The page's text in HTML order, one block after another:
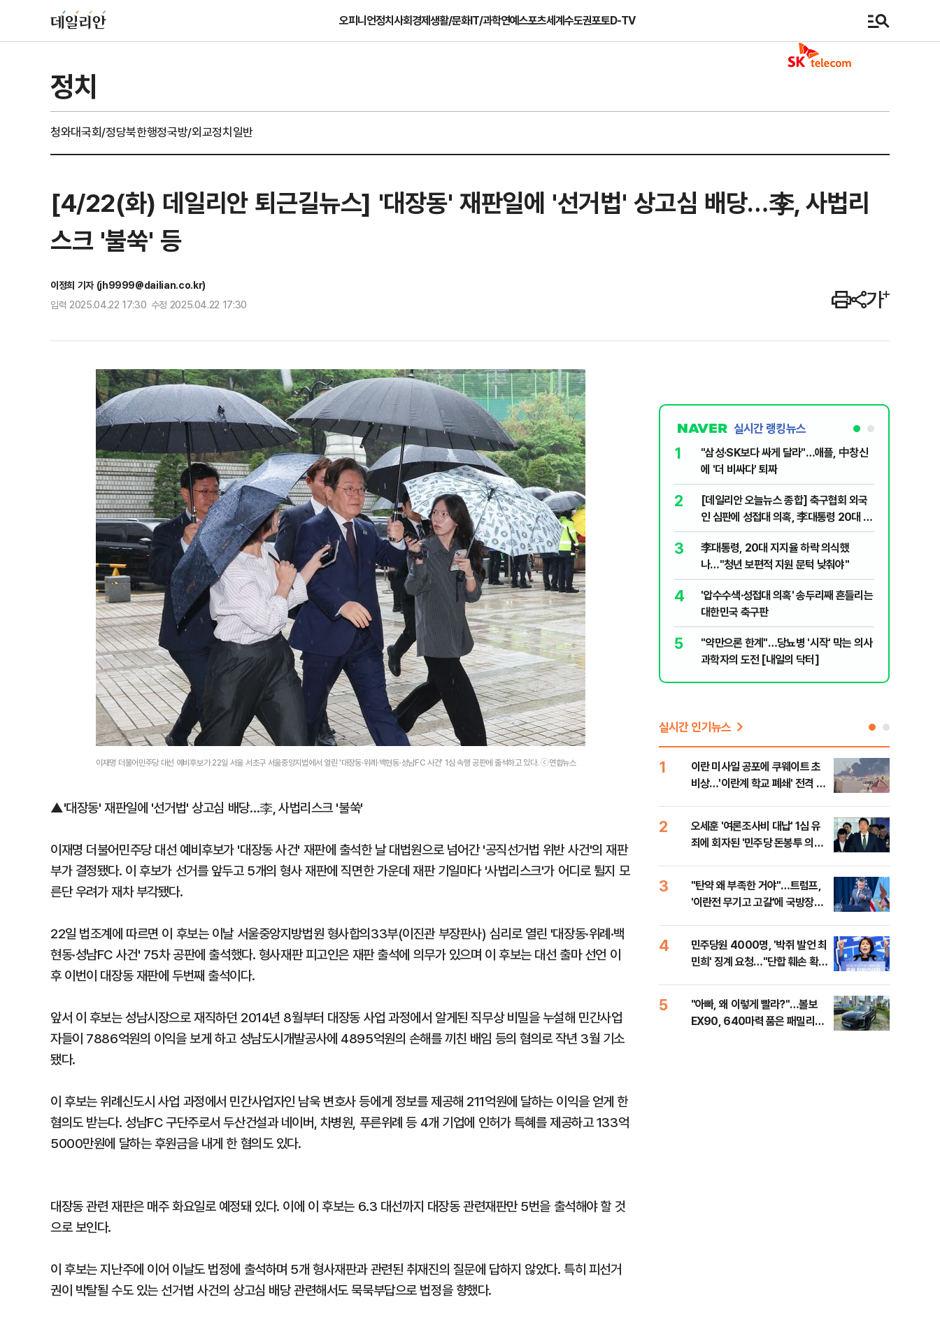
오피니언정치사회경제생활/문화IT/과학연예스포츠세계수도권포토D-TV
정치
청와대국회/정당북한행정국방/외교정치일반
[4/22(화) 데일리안 퇴근길뉴스] '대장동' 재판일에 '선거법' 상고심 배당…李, 사법리
스크 '불쑥' 등
이정희 기자 (jh9999@dailian.co.kr)
입력 2025.04.22 17:30 수정 2025.04.22 17:30
이재명 더불어민주당 대선 예비후보가 22일 서울 서초구 서울중앙지법에서 열린 '대장동·위례·백현동·성남FC 사건' 1심 속행 공판에 출석하고 있다. ⓒ연합뉴스
▲'대장동' 재판일에 '선거법' 상고심 배당…李, 사법리스크 '불쑥'
이재명 더불어민주당 대선 예비후보가 '대장동 사건' 재판에 출석한 날 대법원으로 넘어간 '공직선거법 위반 사건'의 재판
부가 결정됐다. 이 후보가 선거를 앞두고 5개의 형사 재판에 직면한 가운데 재판 기일마다 '사법리스크'가 어디로 튈지 모
른단 우려가 재차 부각됐다.
22일 법조계에 따르면 이 후보는 이날 서울중앙지방법원 형사합의33부(이진관 부장판사) 심리로 열린 '대장동·위례·백
현동·성남FC 사건' 75차 공판에 출석했다. 형사재판 피고인은 재판 출석에 의무가 있으며 이 후보는 대선 출마 선언 이
후 이번이 대장동 재판에 두번째 출석이다.
앞서 이 후보는 성남시장으로 재직하던 2014년 8월부터 대장동 사업 과정에서 알게된 직무상 비밀을 누설해 민간사업
자들이 7886억원의 이익을 보게 하고 성남도시개발공사에 4895억원의 손해를 끼친 배임 등의 혐의로 작년 3월 기소
됐다.
이 후보는 위례신도시 사업 과정에서 민간사업자인 남욱 변호사 등에게 정보를 제공해 211억원에 달하는 이익을 얻게 한
혐의도 받는다. 성남FC 구단주로서 두산건설과 네이버, 차병원, 푸른위례 등 4개 기업에 인허가 특혜를 제공하고 133억
5000만원에 달하는 후원금을 내게 한 혐의도 있다.
대장동 관련 재판은 매주 화요일로 예정돼 있다. 이에 이 후보는 6.3 대선까지 대장동 관련재판만 5번을 출석해야 할 것
으로 보인다.
이 후보는 지난주에 이어 이날도 법정에 출석하며 5개 형사재판과 관련된 취재진의 질문에 답하지 않았다. 특히 피선거
권이 박탈될 수도 있는 선거법 사건의 상고심 배당 관련해서도 묵묵부답으로 법정을 향했다.
실시간 랭킹뉴스
1
"삼성·SK보다 싸게 달라"…애플, 中창신
에 '더 비싸다' 퇴짜
2
[데일리안 오늘뉴스 종합] 축구협회 외국
인 심판에 성접대 의혹, 李대통령 20대 지
지율 하락 의식했나, 삼전닉스 올인은 금
물, SK하이닉스 프리마켓 시초가 논란 재
점화, 김민석 "과반 승리 가능성 99%" 등
3
李대통령, 20대 지지율 하락 의식했
나…"청년 보편적 지원 문턱 낮춰야"
4
'압수수색·성접대 의혹' 송두리째 흔들리는
대한민국 축구판
5
"약만으론 한계"…당뇨병 '시작' 막는 의사
과학자의 도전 [내일의 닥터]
실시간 인기뉴스
1
이란 미사일 공포에 쿠웨이트 초
비상…'이란계 학교 폐쇄' 전격 명
2
오세훈 '여론조사비 대납' 1심 유
죄에 회자된 '민주당 돈봉투 의
3
"탄약 왜 부족한 거야"…트럼프,
'이란전 무기고 고갈'에 국방장관
4
민주당원 4000명, '박쥐 발언 최
민희' 징계 요청…"단합 훼손 확인
5
"아빠, 왜 이렇게 빨라?"…볼보
EX90, 640마력 품은 패밀리카